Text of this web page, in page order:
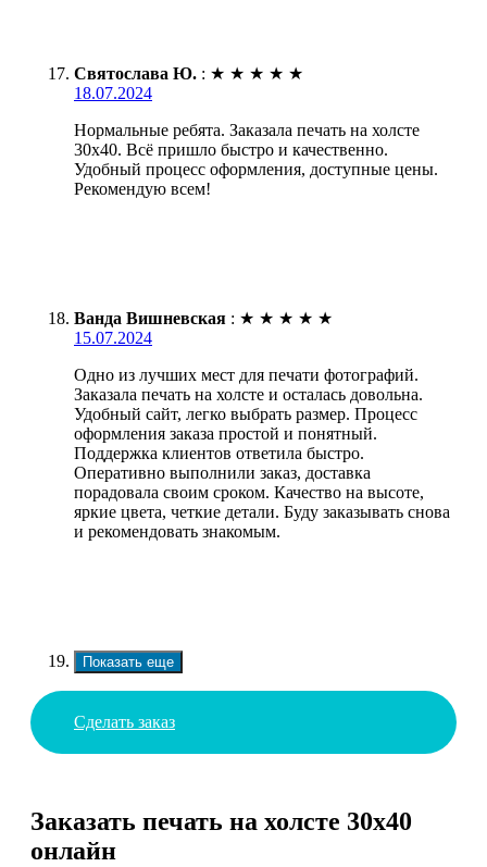
Святослава Ю. : ★ ★ ★ ★ ★
18.07.2024
Нормальные ребята. Заказала печать на холсте
30х40. Всё пришло быстро и качественно.
Удобный процесс оформления, доступные цены.
Рекомендую всем!
Ванда Вишневская : ★ ★ ★ ★ ★
15.07.2024
Одно из лучших мест для печати фотографий.
Заказала печать на холсте и осталась довольна.
Удобный сайт, легко выбрать размер. Процесс
оформления заказа простой и понятный.
Поддержка клиентов ответила быстро.
Оперативно выполнили заказ, доставка
порадовала своим сроком. Качество на высоте,
яркие цвета, четкие детали. Буду заказывать снова
и рекомендовать знакомым.
Показать еще
Сделать заказ
Заказать печать на холсте 30х40
онлайн